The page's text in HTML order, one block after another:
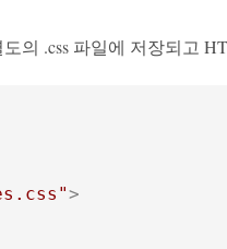
의 .css 파일에 저장되고
>